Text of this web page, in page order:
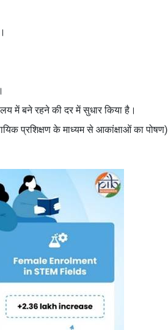
में बने रहने की दर में सुधार किया है।
प्रशिक्षण के माध्यम से आकांक्षाओं का पोषण)